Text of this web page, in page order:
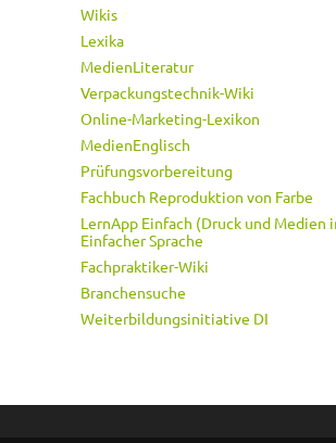
Wikis
Lexika
MedienLiteratur
Verpackungstechnik-Wiki
Online-Marketing-Lexikon
MedienEnglisch
Prüfungsvorbereitung
Fachbuch Reproduktion von Farbe
LernApp Einfach (Druck und Medien
Einfacher Sprache
Fachpraktiker-Wiki
Branchensuche
Weiterbildungsinitiative DI